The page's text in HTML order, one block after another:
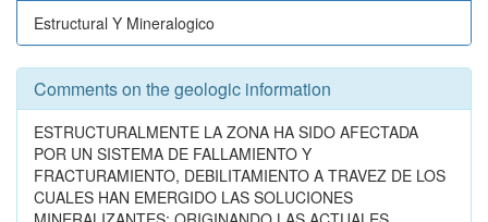
Estructural Y Mineralogico
Comments on the geologic information
ESTRUCTURALMENTE LA ZONA HA SIDO AFECTADA
POR UN SISTEMA DE FALLAMIENTO Y
FRACTURAMIENTO, DEBILITAMIENTO A TRAVEZ DE LOS
CUALES HAN EMERGIDO LAS SOLUCIONES